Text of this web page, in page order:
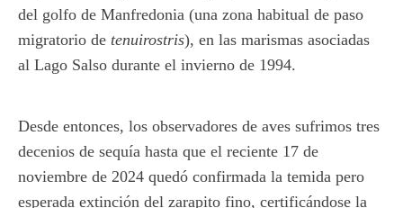
del golfo de Manfredonia (una zona habitual de paso
migratorio de tenuirostris), en las marismas asociadas
al Lago Salso durante el invierno de 1994.
Desde entonces, los observadores de aves sufrimos tres
decenios de sequía hasta que el reciente 17 de
noviembre de 2024 quedó confirmada la temida pero
esperada extinción del zarapito fino, certificándose la